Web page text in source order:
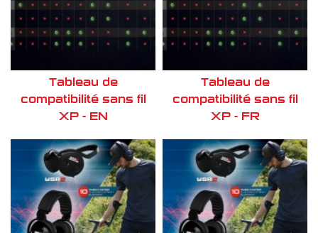
Tableau de
compatibilité sans fil
XP - EN
Tableau de
compatibilité sans fil
XP - FR